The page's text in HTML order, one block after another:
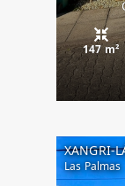
147 m²
XANGRI-
Las Palmas